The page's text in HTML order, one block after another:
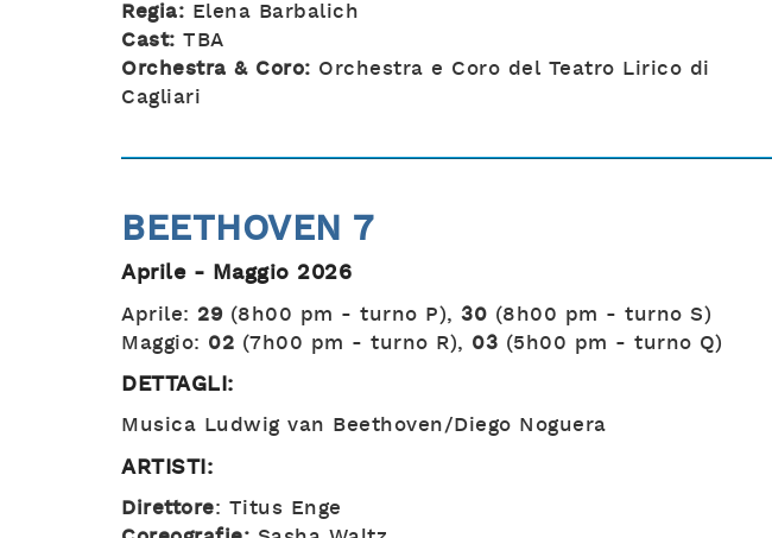
Regia: Elena Barbalich
Cast: TBA
Orchestra & Coro: Orchestra e Coro del Teatro Lirico di
Cagliari
BEETHOVEN 7
Aprile - Maggio 2026
Aprile: 29(8h00 pm - turno P), 30 (8h00 pm - turno S)
Maggio: 02 (7h00 pm - turno R), 03 (5h00 pm - turno Q)
DETTAGLI:
Musica Ludwig van Beethoven/Diego Noguera
ARTISTI:
Direttore: Titus Enge